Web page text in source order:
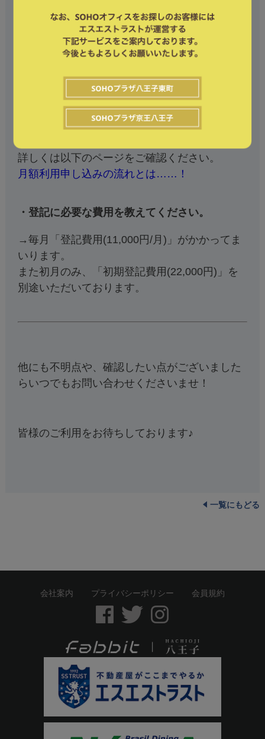
らの方は、fabbit八王子にて登記手続きをしてい
ただいたのちにご提出ください。
①会社概要書
③会社登記簿謄本(3ヶ月以内発行の原本)
④印鑑証明書
また、月額利用の登録にあたっては身分証明書
詳しくは以下のページをご確認ください。
月額利用申し込みの流れとは……！
・登記に必要な費用を教えてください。
→毎月「登記費用(11,000円/月)」がかかってま
いります。
また初月のみ、「初期登記費用(22,000円)」を
別途いただいております。
他にも不明点や、確認したい点がございました
らいつでもお問い合わせくださいませ！
皆様のご利用をお待ちしております♪
一覧にもどる
会社案内 プライバシーポリシー 会員規約